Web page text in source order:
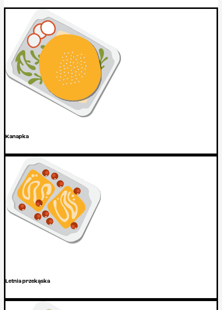
Kanapka
Letnia przekąska